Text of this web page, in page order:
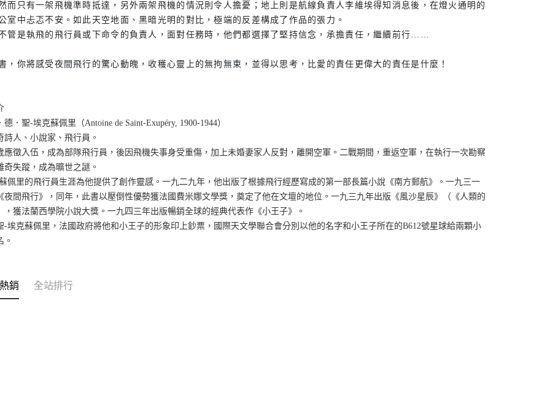
而只有一架飛機準時抵達，另外兩架飛機的情況則令人擔憂；地上則是航線負責人李維埃得知消息後，在燈火通明的
室中忐忑不安。如此天空地面、黑暗光明的對比，極端的反差構成了作品的張力。
管是執飛的飛行員或下命令的負責人，面對任務時，他們都選擇了堅持信念，承擔責任，繼續前行……
，你將感受夜間飛行的驚心動魄，收穫心靈上的無拘無束，並得以思考，比愛的責任更偉大的責任是什麼！
德．聖-埃克蘇佩里（Antoine de Saint-Exupéry, 1900-1944）
詩人、小說家、飛行員。
應徵入伍，成為部隊飛行員，後因飛機失事身受重傷，加上未婚妻家人反對，離開空軍。二戰期間，重返空軍，在執行一次勘察
奇失蹤，成為曠世之謎。
佩里的飛行員生涯為他提供了創作靈感。一九二九年，他出版了根據飛行經歷寫成的第一部長篇小說《南方郵航》。一九三一
夜間飛行》，同年，此書以壓倒性優勢獲法國費米娜文學獎，奠定了他在文壇的地位。一九三九年出版《風沙星辰》（《人類的
，獲法蘭西學院小說大獎。一九四三年出版暢銷全球的經典代表作《小王子》。
-埃克蘇佩里，法國政府將他和小王子的形象印上鈔票，國際天文學聯合會分別以他的名字和小王子所在的B612號星球給兩顆小
。
銷 全站排行